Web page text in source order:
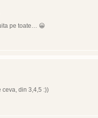
pe toate… 😀
ceva, din 3,4,5 :))